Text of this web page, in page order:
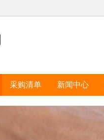
采购清单 新闻中心